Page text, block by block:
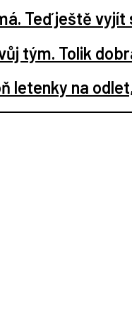
Teď ještě
tým. Tolik
letenky na